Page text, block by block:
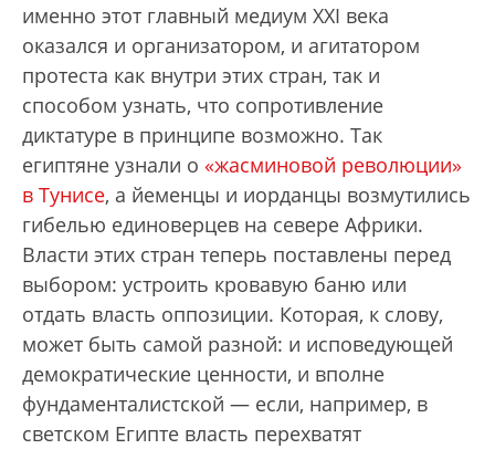
именно этот главный медиум ХХI века
оказался и организатором, и агитатором
протеста как внутри этих стран, так и
способом узнать, что сопротивление
диктатуре в принципе возможно. Так
египтяне узнали о «жасминовой революции»
в Тунисе, а йеменцы и иорданцы возмутились
гибелью единоверцев на севере Африки.
Власти этих стран теперь поставлены перед
выбором: устроить кровавую баню или
отдать власть оппозиции. Которая, к слову,
может быть самой разной: и исповедующей
демократические ценности, и вполне
фундаменталистской — если, например, в
светском Египте власть перехватят